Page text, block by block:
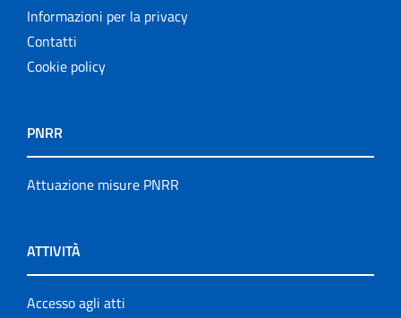
Informazioni per la privacy
Contatti
Cookie policy
PNRR
Attuazione misure PNRR
ATTIVITÀ
Accesso agli atti